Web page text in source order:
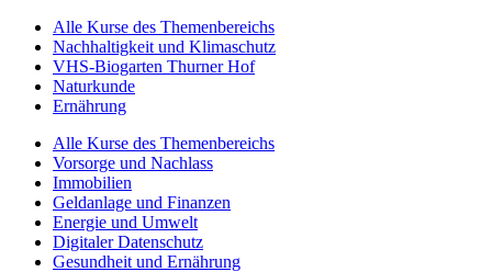
Alle Kurse des Themenbereichs
Nachhaltigkeit und Klimaschutz
VHS-Biogarten Thurner Hof
Naturkunde
Ernährung
Alle Kurse des Themenbereichs
Vorsorge und Nachlass
Immobilien
Geldanlage und Finanzen
Energie und Umwelt
Digitaler Datenschutz
Gesundheit und Ernährung